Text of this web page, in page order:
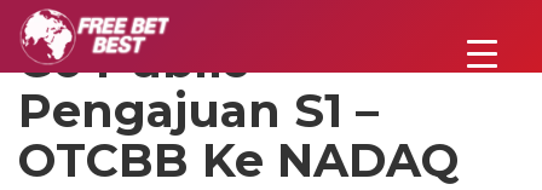
Go Public –
Pengajuan S1 –
OTCBB Ke NADAQ